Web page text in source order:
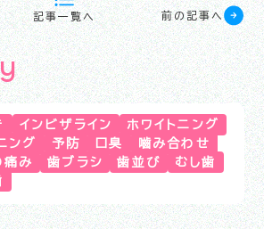
記事一覧へ 前の記事へ
y
インビザライン
ホワイトニング
ング
予防 口臭
嚙み合わせ
痛み 歯ブラシ 歯並び
むし歯